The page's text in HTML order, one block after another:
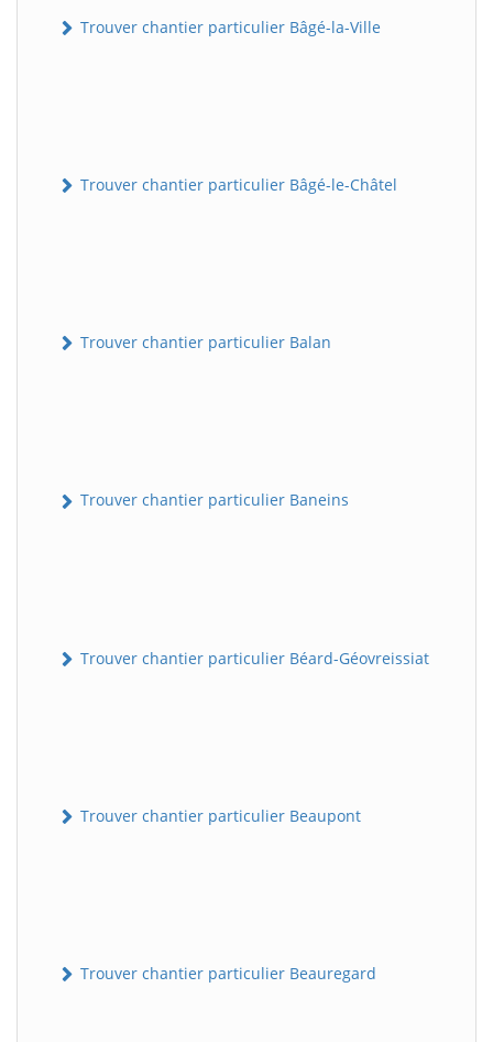
Trouver chantier particulier Bâgé-la-Ville
Trouver chantier particulier Bâgé-le-Châtel
Trouver chantier particulier Balan
Trouver chantier particulier Baneins
Trouver chantier particulier Béard-Géovreissiat
Trouver chantier particulier Beaupont
Trouver chantier particulier Beauregard